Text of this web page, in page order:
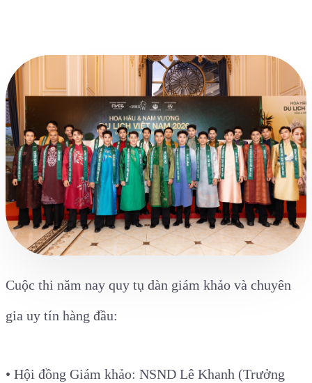
Cuộc thi năm nay quy tụ dàn giám khảo và chuyên
gia uy tín hàng đầu:
• Hội đồng Giám khảo: NSND Lê Khanh (Trưởng